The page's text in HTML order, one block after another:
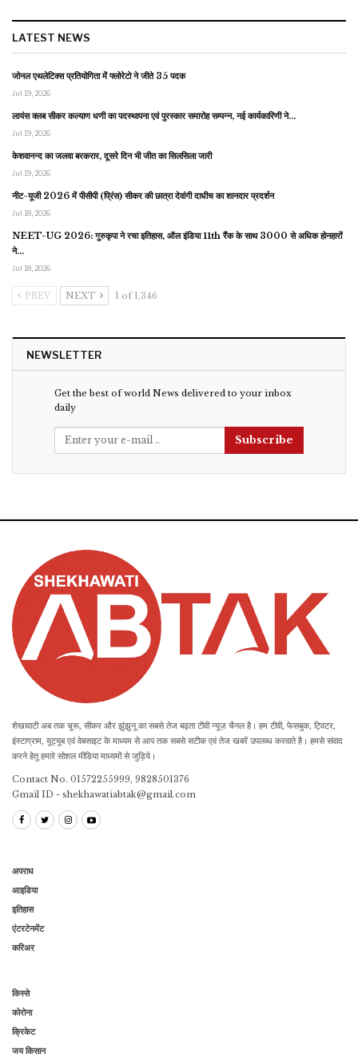
LATEST NEWS
जोनल एथलेटिक्स प्रतियोगिता में फ्लोरेटो ने जीते 35 पदक
Jul 19, 2026
लायंस क्लब सीकर कल्याण धणी का पदस्थापना एवं पुरस्कार समारोह सम्पन्न, नई कार्यकारिणी ने…
Jul 19, 2026
केशवानन्द का जलवा बरकरार, दूसरे दिन भी जीत का सिलसिला जारी
Jul 19, 2026
नीट-यूजी 2026 में पीसीपी (प्रिंस) सीकर की छात्रा देवांगी दाधीच का शानदार प्रदर्शन
Jul 18, 2026
NEET-UG 2026: गुरुकृपा ने रचा इतिहास, ऑल इंडिया 11th रैंक के साथ 3000 से अधिक होनहारों
ने…
Jul 18, 2026
PREV NEXT 1 of 1,346
NEWSLETTER
Get the best of world News delivered to your inbox
daily
Subscribe
शेखावाटी अब तक चूरू, सीकर और झुंझुनू का सबसे तेज बढ़ता टीवी न्यूज़ चैनल है। हम टीवी, फेसबुक, ट्विटर,
इंस्टाग्राम, यूट्यूब एवं वेबसाइट के माध्यम से आप तक सबसे सटीक एवं तेज खबरें उपलब्ध करवाते है। हमसे संवाद
करने हेतु हमारे सोशल मीडिया माध्यमों से जुड़िये।
Contact No. 01572255999, 9828501376
Gmail ID - shekhawatiabtak@gmail.com
अपराध
आइडिया
इतिहास
एंटरटेनमेंट
करिअर
किस्से
कोरोना
क्रिकेट
जय किसान